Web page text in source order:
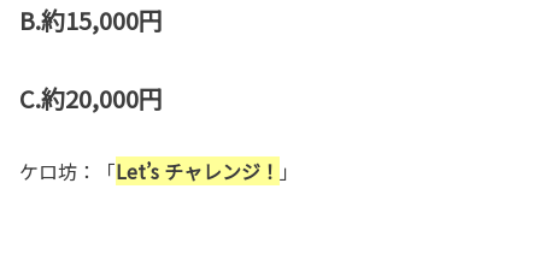
B.約15,000円
C.約20,000円
ケロ坊：「Let’s チャレンジ！ 」